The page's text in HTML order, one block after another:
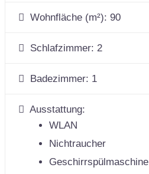
Wohnfläche (m²):90
Schlafzimmer:2
Badezimmer: 1
Ausstattung:
WLAN
Nichtraucher
Geschirrspülmaschine